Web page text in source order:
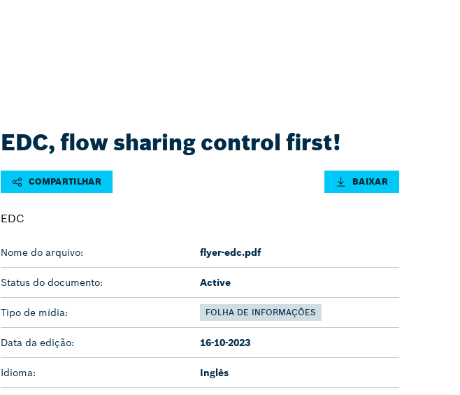
EDC, flow sharing control first!
COMPARTILHAR BAIXAR
EDC
Nome do arquivo: flyer-edc.pdf
Status do documento: Active
Tipo de mídia: FOLHA DE INFORMAÇÕES
Data da edição: 16-10-2023
Idioma: Inglês